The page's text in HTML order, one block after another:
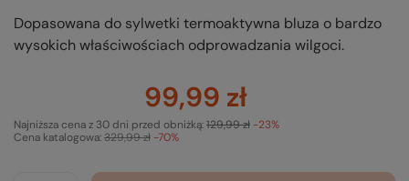
Dopasowana do sylwetki termoaktywna bluza o bardzo
wysokich właściwościach odprowadzania wilgoci.
99,99 zł
Cena katalogowa:329,99 zł -70%
Najniższa cena z 30 dni przed obniżką:129,99 zł -23%